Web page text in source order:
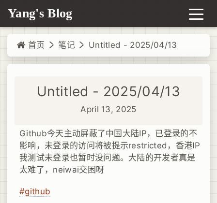
Yang's Blog
首页 笔记 Untitled - 2025/04/13
Untitled - 2025/04/13
April 13, 2025
Github今天主动屏蔽了中国大陆IP，已登录的不
影响，未登录的访问将被提示restricted，香港IP
我测试未登录也暂时没问题。大陆的开发者真是
太难了，neiwai交困呀
#github